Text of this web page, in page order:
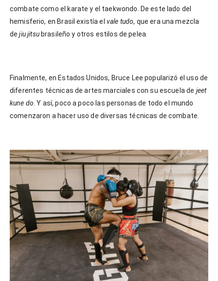
combate como el karate y el taekwondo. De este lado del
hemisferio, en Brasil existía el vale tudo, que era una mezcla
de jiu jitsu brasileño y otros estilos de pelea.
Finalmente, en Estados Unidos, Bruce Lee popularizó el uso de
diferentes técnicas de artes marciales con su escuela de jeet
kune do . Y así, poco a poco las personas de todo el mundo
comenzaron a hacer uso de diversas técnicas de combate.